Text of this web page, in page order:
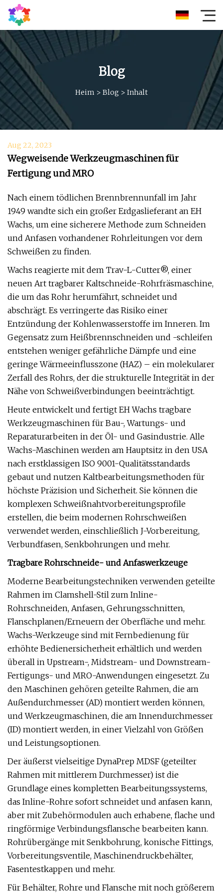
Blog
Heim > Blog > Inhalt
Aug 22, 2023
Wegweisende Werkzeugmaschinen für
Fertigung und MRO
Nach einem tödlichen Brennbrennunfall im Jahr
1949 wandte sich ein großer Erdgaslieferant an EH
Wachs, um eine sicherere Methode zum Schneiden
und Anfasen vorhandener Rohrleitungen vor dem
Schweißen zu finden.
Wachs reagierte mit dem Trav-L-Cutter®, einer
neuen Art tragbarer Kaltschneide-Rohrfräsmaschine,
die um das Rohr herumfährt, schneidet und
abschrägt. Es verringerte das Risiko einer
Entzündung der Kohlenwasserstoffe im Inneren. Im
Gegensatz zum Heißbrennschneiden und -schleifen
entstehen weniger gefährliche Dämpfe und eine
geringe Wärmeeinflusszone (HAZ) – ein molekularer
Zerfall des Rohrs, der die strukturelle Integrität in der
Nähe von Schweißverbindungen beeinträchtigt.
Heute entwickelt und fertigt EH Wachs tragbare
Werkzeugmaschinen für Bau-, Wartungs- und
Reparaturarbeiten in der Öl- und Gasindustrie. Alle
Wachs-Maschinen werden am Hauptsitz in den USA
nach erstklassigen ISO 9001-Qualitätsstandards
gebaut und nutzen Kaltbearbeitungsmethoden für
höchste Präzision und Sicherheit. Sie können die
komplexen Schweißnahtvorbereitungsprofile
erstellen, die beim modernen Rohrschweißen
verwendet werden, einschließlich J-Vorbereitung,
Verbundfasen, Senkbohrungen und mehr.
Tragbare Rohrschneide- und Anfaswerkzeuge
Moderne Bearbeitungstechniken verwenden geteilte
Rahmen im Clamshell-Stil zum Inline-
Rohrschneiden, Anfasen, Gehrungsschnitten,
Flanschplanen/Erneuern der Oberfläche und mehr.
Wachs-Werkzeuge sind mit Fernbedienung für
erhöhte Bedienersicherheit erhältlich und werden
überall in Upstream-, Midstream- und Downstream-
Fertigungs- und MRO-Anwendungen eingesetzt. Zu
den Maschinen gehören geteilte Rahmen, die am
Außendurchmesser (AD) montiert werden können,
und Werkzeugmaschinen, die am Innendurchmesser
(ID) montiert werden, in einer Vielzahl von Größen
und Leistungsoptionen.
Der äußerst vielseitige DynaPrep MDSF (geteilter
Rahmen mit mittlerem Durchmesser) ist die
Grundlage eines kompletten Bearbeitungssystems,
das Inline-Rohre sofort schneidet und anfasen kann,
aber mit Zubehörmodulen auch erhabene, flache und
ringförmige Verbindungsflansche bearbeiten kann.
Rohrübergänge mit Senkbohrung, konische Fittings,
Vorbereitungsventile, Maschinendruckbehälter,
Fasentestkappen und mehr.
Für Behälter, Rohre und Flansche mit noch größerem